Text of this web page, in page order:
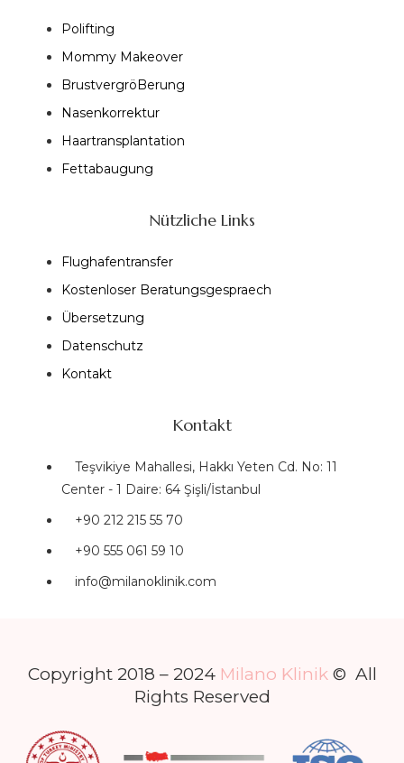
Polifting
Mommy Makeover
BrustvergröBerung
Nasenkorrektur
Haartransplantation
Fettabaugung
Nützliche Links
Flughafentransfer
Kostenloser Beratungsgespraech
Übersetzung
Datenschutz
Kontakt
Kontakt
Teşvikiye Mahallesi, Hakkı Yeten Cd. No: 11
Center - 1 Daire: 64 Şişli/İstanbul
+90 212 215 55 70
+90 555 061 59 10
info@milanoklinik.com
Copyright 2018 – 2024 Milano Klinik© All
Rights Reserved